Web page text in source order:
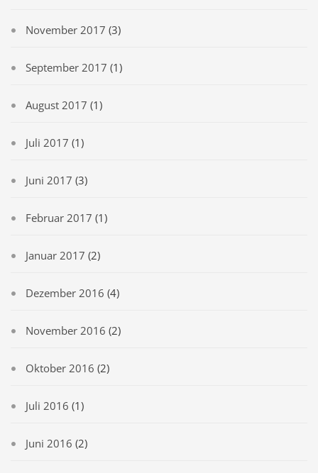
November 2017 (3)
September 2017 (1)
August 2017 (1)
Juli 2017 (1)
Juni 2017 (3)
Februar 2017 (1)
Januar 2017 (2)
Dezember 2016 (4)
November 2016 (2)
Oktober 2016 (2)
Juli 2016 (1)
Juni 2016 (2)